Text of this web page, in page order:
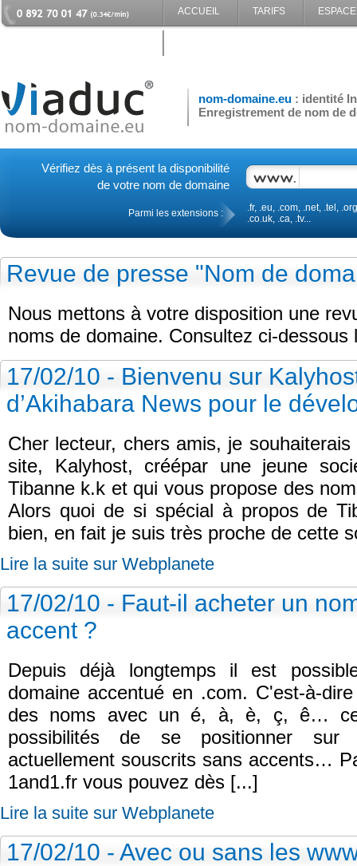
ACCUEIL TARIFS
nom-domaine.eu : identité
Enregistrement de nom de
Vérifiez dès à présent la disponibilité
de votre nom de domaine
Parmi les extensions :
.fr, .eu, .com, .net, .tel,
.co.uk, .ca, .tv...
Revue de presse "Nom de
Nous mettons à votre disposition une
noms de domaine. Consultez ci-
17/02/10 - Bienvenu sur
d’Akihabara News pour le
Cher lecteur, chers amis, je
site, Kalyhost, créépar une jeune
Tibanne k.k et qui vous propose des
Alors quoi de si spécial à propos de
bien, en fait je suis très proche de cette
Lire la suite sur Webplanete
17/02/10 - Faut-il acheter un
accent ?
Depuis déjà longtemps il est
domaine accentué en .com. C'est-à-dire
des noms avec un é, à, è, ç, ê…
possibilités de se positionner sur
actuellement souscrits sans accents…
1and1.fr vous pouvez dès [...]
Lire la suite sur Webplanete
17/02/10 - Avec ou sans les